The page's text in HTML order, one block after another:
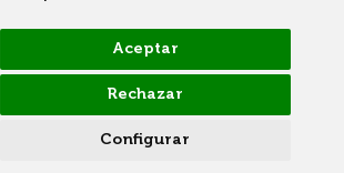
Aceptar
Rechazar
Configurar